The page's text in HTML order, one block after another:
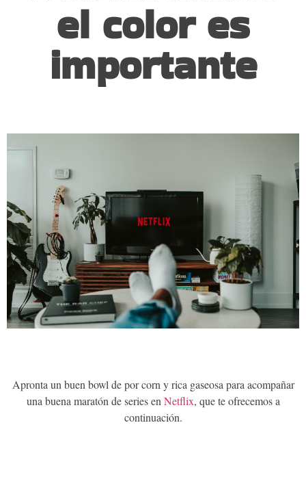
el color es
importante
Apronta un buen bowl de por corn y rica gaseosa para acompañar
una buena maratón de series en Netflix, que te ofrecemos a
continuación.